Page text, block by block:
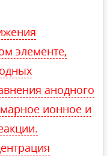
элементе,
анодного
ионное и